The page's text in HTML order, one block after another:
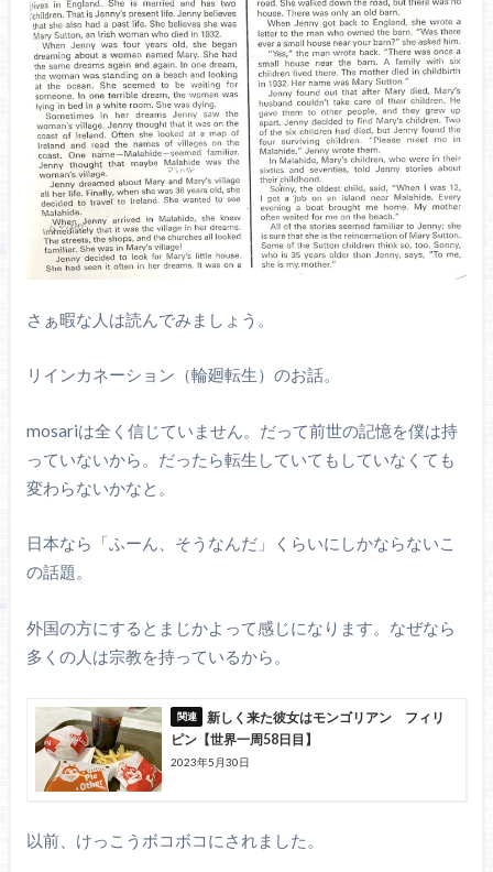
さぁ暇な人は読んでみましょう。
リインカネーション（輪廻転生）のお話。
mosariは全く信じていません。だって前世の記憶を僕は持
っていないから。だったら転生していてもしていなくても
変わらないかなと。
日本なら「ふーん、そうなんだ」くらいにしかならないこ
の話題。
外国の方にするとまじかよって感じになります。なぜなら
多くの人は宗教を持っているから。
新しく来た彼女はモンゴリアン フィリ
ピン【世界一周58日目】
2023年5月30日
以前、けっこうボコボコにされました。